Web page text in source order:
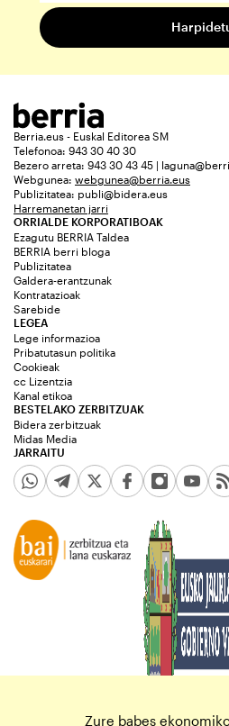
Berria.eus - Euskal Editorea SM
Telefonoa: 943 30 40 30
Bezero arreta: 943 30 43 45 |
Webgunea: webgunea@berria.eus
Publizitatea: publi@bidera.eus
Harremanetan jarri
ORRIALDE KORPORATIBOAK
Ezagutu BERRIA Taldea
BERRIA berri bloga
Publizitatea
Galdera-erantzunak
Kontratazioak
Sarebide
JARRAITU
LEGEA
Lege informazioa
Pribatutasun politika
Cookieak
cc Lizentzia
Kanal etikoa
BESTELAKO ZERBITZUAK
Bidera zerbitzuak
Midas Media
Zure babes